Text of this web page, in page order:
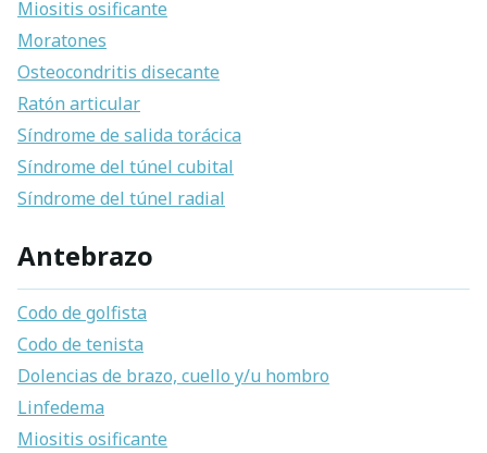
Miositis osificante
Moratones
Osteocondritis disecante
Ratón articular
Síndrome de salida torácica
Síndrome del túnel cubital
Síndrome del túnel radial
Antebrazo
Codo de golfista
Codo de tenista
Dolencias de brazo, cuello y/u hombro
Linfedema
Miositis osificante